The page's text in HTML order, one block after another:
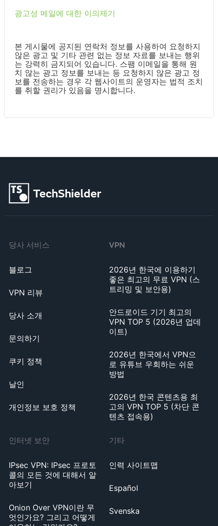
광고성 메일에 대한 이의제기
본 게시물에 공지된 연락처 정보를 사용하여 요청하지
않은 광고 및 기타 관련 없는 정보 자료를 보내는 행위
는 강력히 금지되어 있습니다. 스팸 이메일을 통해 원
치 않는 광고 정보를 보내는 등 요청하지 않은 광고 정
보를 전송하는 경우 각 웹사이트의 운영자는 법적 조치
를 취할 권리가 있음을 명시합니다.
TechShielder
당사 서비스
블로그
VPN 리뷰
당사 소개
문의하기
쿠키 정책
날인
개인정보 보호 정책
VPN
2026년 한국에 이용하기
좋은 최고의 무료 VPN (스
트리밍 및 보안용)
안드로이드 기기 최고의
VPN TOP 5 (2026년 업데
이트)
2026년 한국에서 VPN으
로 유튜브 우회하는 쉬운
방법
2026년 한국 콘텐츠용 최
고의 VPN TOP 5 (차단 콘
텐츠 접속용)
인터넷 보안
IPsec VPN: IPsec 프로토
콜의 모든 것에 대해서 알
아보기
Onion Over VPN이란 무
엇인가요? 그리고 어떻게
기타
인력 사이트맵
Español
Svenska